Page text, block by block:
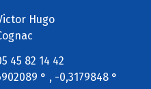
Hugo
45 82 14 42
° , -0,3179848 °